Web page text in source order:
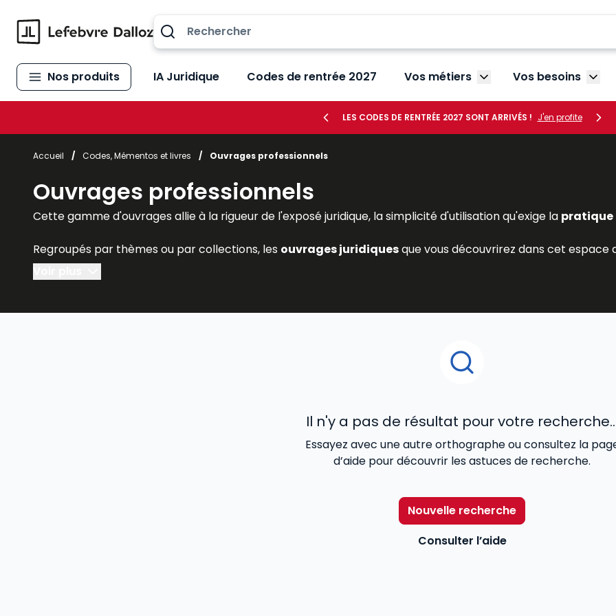
Nos produits IA Juridique Codes de rentrée 2027 Vos métiers Afficher le sous-menu
Vos besoins
LES CODES DE RENTRÉE 2027 SONT ARRIVÉS ! J'en profite
Accueil / Codes, Mémentos et livres / Ouvrages professionnels
Ouvrages professionnels
Cette gamme d'ouvrages allie à la rigueur de l'exposé juridique, la simplicité d'utilisation qu'exige la pratique
Regroupés par thèmes ou par collections, les ouvrages juridiquesque vous découvrirez dans cet
praticiens reconnus de la matière, et conçus pour répondre de façon cohérente à vos besoins
Il n'y a pas de résultat pour votre
Essayez avec une autre orthographe ou consultez la
d’aide pour découvrir les astuces de recherche.
Nouvelle recherche
Consulter l’aide